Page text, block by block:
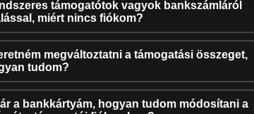
támogatótok vagyok bankszámláról
miért nincs fiókom?
megváltoztatni a támogatási összeget,
tudom?
a bankkártyám, hogyan tudom módosítani a